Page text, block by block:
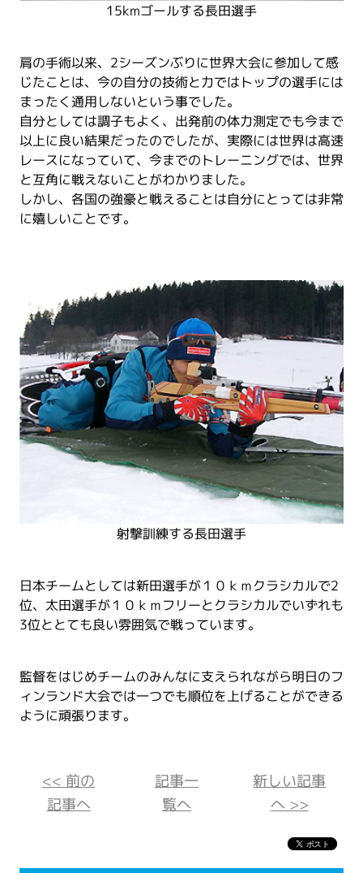
15kmゴールする長田選手
肩の手術以来、2シーズンぶりに世界大会に参加して感
じたことは、今の自分の技術と力ではトップの選手には
まったく通用しないという事でした。
自分としては調子もよく、出発前の体力測定でも今まで
以上に良い結果だったのでしたが、実際には世界は高速
レースになっていて、今までのトレーニングでは、世界
と互角に戦えないことがわかりました。
しかし、各国の強豪と戦えることは自分にとっては非常
に嬉しいことです。
射撃訓練する長田選手
日本チームとしては新田選手が１０ｋｍクラシカルで2
位、太田選手が１０ｋｍフリーとクラシカルでいずれも
3位ととても良い雰囲気で戦っています。
監督をはじめチームのみんなに支えられながら明日のフ
ィンランド大会では一つでも順位を上げることができる
ように頑張ります。
<< 前の
記事へ
記事一
覧へ
新しい記事
へ >>